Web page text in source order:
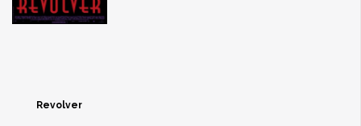
Revolver